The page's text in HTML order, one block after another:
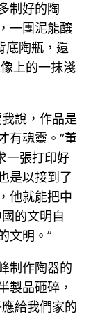
制好的陶
一團泥能釀
底陶瓶，還
上的一抹淺
說，作品是
有魂靈。”董
一張打印好
是以接到了
他就能把中
的文明自
文明。”
制作陶器的
製品砸碎，
應給我們家的